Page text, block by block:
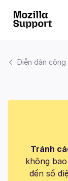
Diễn đàn
Tránh
không
đến số